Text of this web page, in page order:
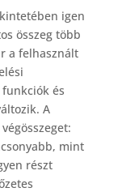
igen
összeg több
a felhasznált
és
A
mint
részt